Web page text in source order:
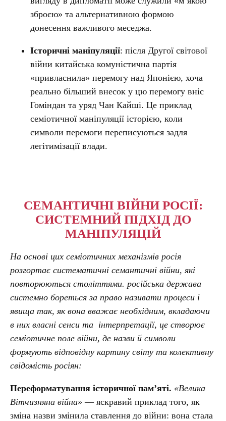
зброєю» та альтернативною формою
донесення важливого меседжа.
Історичні маніпуляції: після Другої світової
війни китайська комуністична партія
«привласнила» перемогу над Японією, хоча
реально більший внесок у цю перемогу вніс
Гоміндан та уряд Чан Кайші. Це приклад
семіотичної маніпуляції історією, коли
символи перемоги переписуються задля
легітимізації влади.
СЕМАНТИЧНІ ВІЙНИ РОСІЇ:
СИСТЕМНИЙ ПІДХІД ДО
МАНІПУЛЯЦІЙ
На основі цих семіотичних механізмів росія
розгортає систематичні семантичні війни, які
повторюються століттями. російська держава
системно бореться за право називати процеси і
явища так, як вона вважає необхідним, вкладаючи
в них власні сенси та інтерпретації, це створює
семіотичне поле війни, де назви й символи
формують відповідну картину світу та колективну
свідомість росіян:
Переформатування історичної пам’яті. «Велика
Вітчизняна війна» — яскравий приклад того, як
зміна назви змінила ставлення до війни: вона стала